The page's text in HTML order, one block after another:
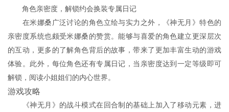
角色亲密度，解锁约会换装专属日记
在米娜桑广泛讨论的角色立绘与实力之外，《神无月》特色的
亲密度系统也颇受米娜桑的赞赏。能够与喜爱的角色建立更深层次
的互动，更多的了解角色背后的故事，带来了更加丰富生动的游戏
体验。此外，每位角色还有专属日记，当亲密度达到一定等级即可
解锁，阅读小姐姐们的内心世界。
游戏攻略
《神无月》的战斗模式在回合制的基础上加入了移动元素，进